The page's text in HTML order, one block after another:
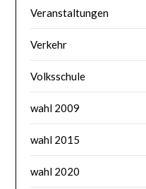
Veranstaltungen
Verkehr
Volksschule
wahl 2009
wahl 2015
wahl 2020